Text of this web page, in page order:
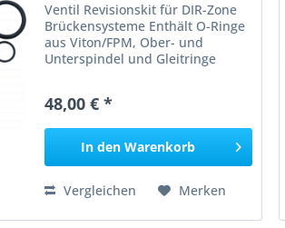
Ventil Revisionskit für DIR-Zone
Brückensysteme Enthält O-Ringe
aus Viton/FPM, Ober- und
Unterspindel und Gleitringe
Artikel der Marke DirZone DIR
ZONE GmbH Oelkinghauser...
48,00 € *
In den Warenkorb
Vergleichen Merken